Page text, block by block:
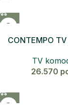
CONTEMPO
TV
26.570